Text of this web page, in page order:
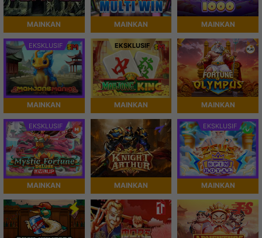
MAINKAN MAINKAN MAINKAN
EKSKLUSIF
MAINKAN
EKSKLUSIF
MAINKAN MAINKAN
EKSKLUSIF
MAINKAN MAINKAN
EKSKLUSIF
MAINKAN